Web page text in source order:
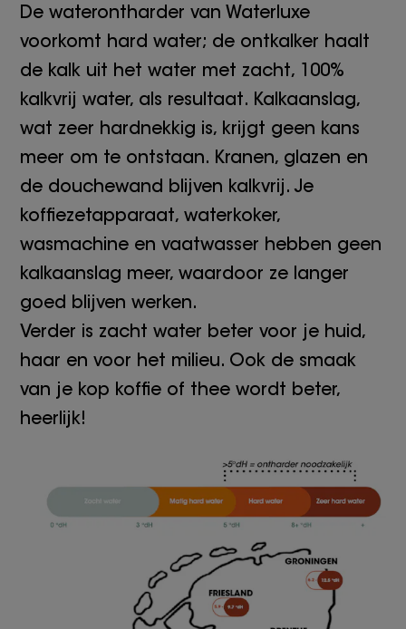
De waterontharder van Waterluxe
voorkomt hard water; de ontkalker haalt
de kalk uit het water met zacht, 100%
kalkvrij water, als resultaat. Kalkaanslag,
wat zeer hardnekkig is, krijgt geen kans
meer om te ontstaan. Kranen, glazen en
de douchewand blijven kalkvrij. Je
koffiezetapparaat, waterkoker,
wasmachine en vaatwasser hebben geen
kalkaanslag meer, waardoor ze langer
goed blijven werken.
Verder is zacht water beter voor je huid,
haar en voor het milieu. Ook de smaak
van je kop koffie of thee wordt beter,
heerlijk!